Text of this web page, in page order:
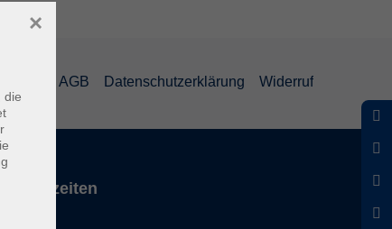
AGB Datenschutzerklärung Widerruf
Servicezeiten
die
×